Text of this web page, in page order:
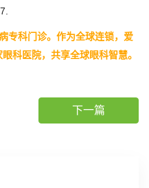
专科门诊。作为全球连锁，爱
科医院，共享全球眼科智慧。
下一篇